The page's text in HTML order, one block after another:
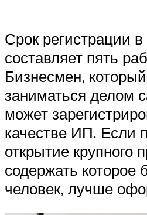
Срок регистрации
составляет пять
Бизнесмен,
заниматься делом
может
качестве ИП. Если
открытие крупного
содержать которое
человек, лучше